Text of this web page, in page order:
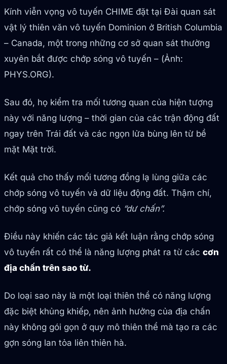
Kính viễn vọng vô tuyến CHIME đặt tại Đài quan sát
vật lý thiên văn vô tuyến Dominion ở British Columbia
– Canada, một trong những cơ sở quan sát thường
xuyên bắt được chớp sóng vô tuyến – (Ảnh:
PHYS.ORG).
Sau đó, họ kiểm tra mối tương quan của hiện tượng
này với năng lượng – thời gian của các trận động đất
ngay trên Trái đất và các ngọn lửa bùng lên từ bề
mặt Mặt trời.
Kết quả cho thấy mối tương đồng lạ lùng giữa các
chớp sóng vô tuyến và dữ liệu động đất. Thậm chí,
chớp sóng vô tuyến cũng có “dư chấn”.
Điều này khiến các tác giả kết luận rằng chớp sóng
vô tuyến rất có thể là năng lượng phát ra từ các cơn
địa chấn trên sao từ.
Do loại sao này là một loại thiên thể có năng lượng
đặc biệt khủng khiếp, nên ảnh hưởng của địa chấn
này không gói gọn ở quy mô thiên thể mà tạo ra các
gợn sóng lan tỏa liên thiên hà.